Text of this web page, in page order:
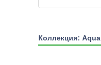
Коллекция: